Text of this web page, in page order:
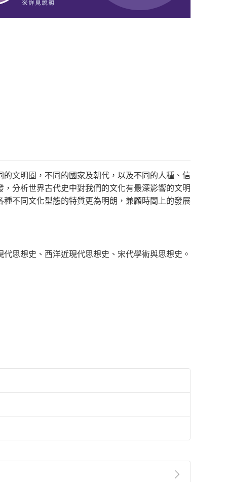
文明圈，不同的國家及朝代，以及不同的人種、信
分析世界古代史中對我們的文化有最深影響的文明
不同文化型態的特質更為明朗，兼顧時間上的發展
思想史、西洋近現代思想史、宋代學術與思想史。